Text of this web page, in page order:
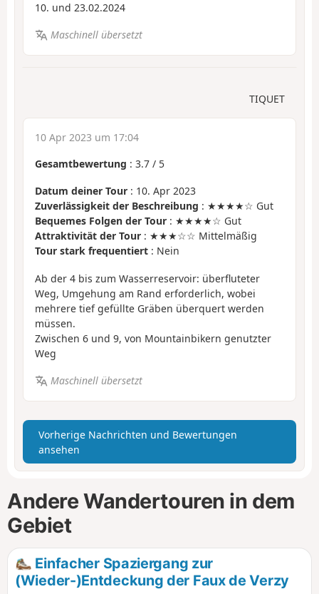
10. und 23.02.2024
Maschinell übersetzt
TIQUET
10 Apr 2023 um 17:04
Gesamtbewertung : 3.7 / 5
Datum deiner Tour : 10. Apr 2023
Zuverlässigkeit der Beschreibung : ★★★★☆ Gut
Bequemes Folgen der Tour : ★★★★☆ Gut
Attraktivität der Tour : ★★★☆☆ Mittelmäßig
Tour stark frequentiert : Nein
Ab der 4 bis zum Wasserreservoir: überfluteter
Weg, Umgehung am Rand erforderlich, wobei
mehrere tief gefüllte Gräben überquert werden
müssen.
Zwischen 6 und 9, von Mountainbikern genutzter
Weg
Maschinell übersetzt
Vorherige Nachrichten und Bewertungen
ansehen
Andere Wandertouren in dem
Gebiet
Einfacher Spaziergang zur
(Wieder-)Entdeckung der Faux de Verzy